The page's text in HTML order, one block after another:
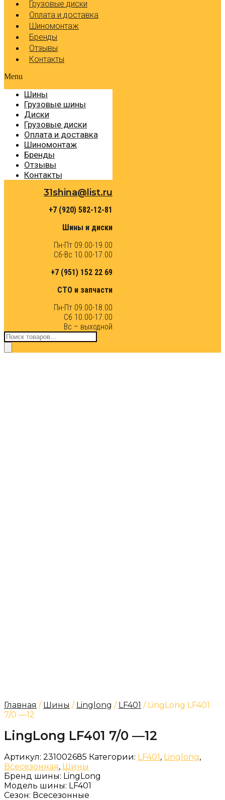
Грузовые диски
Оплата и доставка
Шиномонтаж
Бренды
Отзывы
Контакты
Menu
Шины
Грузовые шины
Диски
Грузовые диски
Оплата и доставка
Шиномонтаж
Бренды
Отзывы
Контакты
31shina@list.ru
+7 (920) 582-12-81
Шины и диски
Пн-Пт 09.00-19.00
Сб-Вс 10.00-17.00
+7 (951) 152 22 69
СТО и запчасти
Пн-Пт 09.00-18.00
Сб 10.00-17.00
Вс – выходной
Поиск
товаров
Главная / Шины / Linglong / LF401 / LingLong LF401
7/0 —12
LingLong LF401 7/0 —12
Артикул: 231002685 Категории: LF401, Linglong,
Всесезонная, Шины
Бренд шины: LingLong
Модель шины: LF401
Сезон: Всесезонные